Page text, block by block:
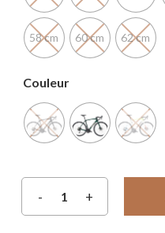
58 cm 60 cm 62 cm
Couleur